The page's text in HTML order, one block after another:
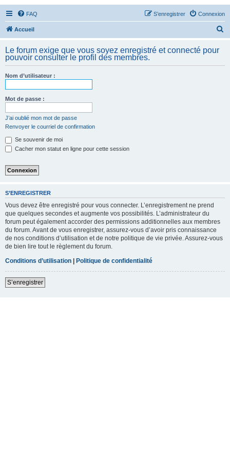
FAQ Connexion
S’enregistrer
Accueil
h
Le forum exige que vous soyez enregistré et connecté pour
pouvoir consulter le profil des membres.
Nom d’utilisateur :
Mot de passe :
J’ai oublié mon mot de passe
Renvoyer le courriel de confirmation
Se souvenir de moi
Cacher mon statut en ligne pour cette session
S’ENREGISTRER
Vous devez être enregistré pour vous connecter. L’enregistrement ne prend
que quelques secondes et augmente vos possibilités. L’administrateur du
forum peut également accorder des permissions additionnelles aux membres
du forum. Avant de vous enregistrer, assurez-vous d’avoir pris connaissance
de nos conditions d’utilisation et de notre politique de vie privée. Assurez-vous
de bien lire tout le règlement du forum.
Conditions d’utilisation | Politique de confidentialité
S’enregistrer